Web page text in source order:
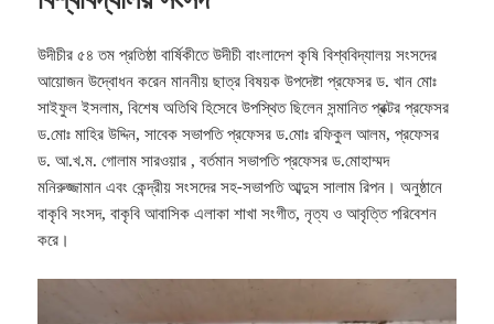
উদীচীর ৫৪ তম প্রতিষ্ঠা বার্ষিকীতে উদীচী বাংলাদেশ কৃষি বিশ্ববিদ্যালয় সংসদের
আয়োজন উদ্বোধন করেন মাননীয় ছাত্র বিষয়ক উপদেষ্টা প্রফেসর ড. খান মোঃ
সাইফুল ইসলাম, বিশেষ অতিথি হিসেবে উপস্থিত ছিলেন সন্মানিত প্রক্টর প্রফেসর
ড.মোঃ মাহির উদ্দিন, সাবেক সভাপতি প্রফেসর ড.মোঃ রফিকুল আলম, প্রফেসর
ড. আ.খ.ম. গোলাম সারওয়ার , বর্তমান সভাপতি প্রফেসর ড.মোহাম্মদ
মনিরুজ্জামান এবং কেন্দ্রীয় সংসদের সহ-সভাপতি আব্দুস সালাম রিপন। অনুষ্ঠানে
বাকৃবি সংসদ, বাকৃবি আবাসিক এলাকা শাখা সংগীত, নৃত্য ও আবৃত্তি পরিবেশন
করে।